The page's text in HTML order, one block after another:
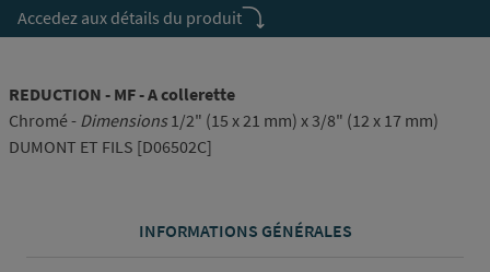
Accedez aux détails du produit
REDUCTION - MF - A collerette
Chromé - Dimensions 1/2" (15 x 21 mm) x 3/8" (12 x 17 mm)
DUMONT ET FILS [D06502C]
INFORMATIONS GÉNÉRALES